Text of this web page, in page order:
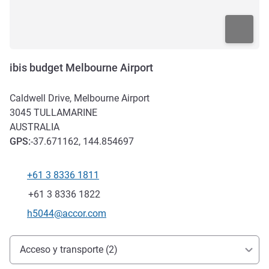
ibis budget Melbourne Airport
Caldwell Drive, Melbourne Airport
3045 TULLAMARINE
AUSTRALIA
GPS:-37.671162, 144.854697
Teléfono
+61 3 8336 1811
Fax
+61 3 8336 1822
Correo electrónico de contacto
h5044@accor.com
Acceso y transporte
Acceso y transporte (2)